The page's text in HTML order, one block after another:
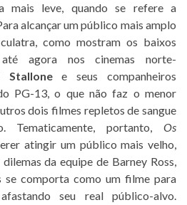
mais leve, quando se refere a
alcançar um público mais amplo
como mostram os baixos
até agora nos cinemas norte-
Stallonee seus companheiros
PG-13, o que não faz o menor
dois filmes repletos de sangue
portanto, Os
atingir um público mais velho,
da equipe de Barney Ross,
se comporta como um filme para
seu real público-alvo.